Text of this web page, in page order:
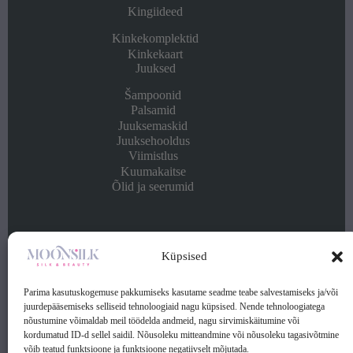
Küpsised
Parima kasutuskogemuse pakkumiseks kasutame seadme teabe salvestamiseks ja/või
juurdepääsemiseks selliseid tehnoloogiaid nagu küpsised. Nende tehnoloogiatega
nõustumine võimaldab meil töödelda andmeid, nagu sirvimiskäitumine või
kordumatud ID-d sellel saidil. Nõusoleku mitteandmine või nõusoleku tagasivõtmine
võib teatud funktsioone ja funktsioone negatiivselt mõjutada.
Kingiideed
Kinkekomplektid
Kinkekaart
Juuksed
Šampoonid
Palsamid
Juuksemaskid
Juuksehooldus
Viimistlus
Kuumakaitse
Õlid ja seerumid
Kontakt
Privaatsuspoliitika
Kontakt: